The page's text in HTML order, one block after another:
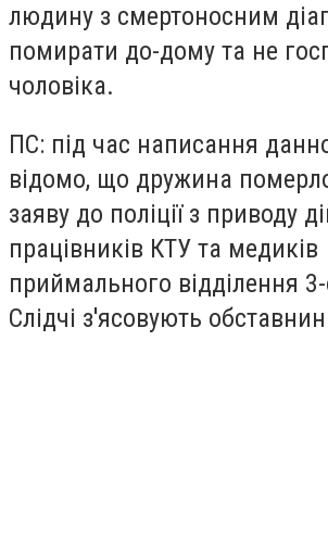
людину з смертоносним
помирати до-дому та не
чоловіка.
ПС: під час написання
відомо, що дружина
заяву до поліції з приводу
працівників КТУ та медиків
приймального відділення 3-
Слідчі з'ясовують